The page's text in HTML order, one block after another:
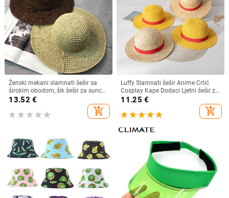
Ženski mekani slamnati šešir sa
širokim obodom, šik šešir za sunce
Sklopivi ljetni slamnati šeširi za
plažu za žene Kape za djevojčice
Ženski šeširi od rafije
13.52 €
add_shopping_cart
Luffy Slamnati šešir Anime Crtić
Cosplay Kape Dodaci Ljetni šešir za
sunce Suncobran Šešir za roditelje i
dijete Luffy šešir za žene Muškarci
11.25 €
add_shopping_cart